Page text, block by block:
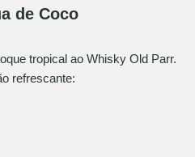
de Coco
tropical ao Whisky Old Parr.
refrescante: